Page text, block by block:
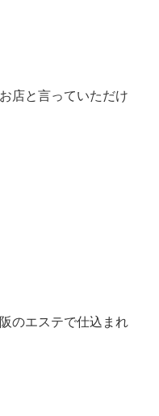
と言っていただけ
のエステで仕込まれ